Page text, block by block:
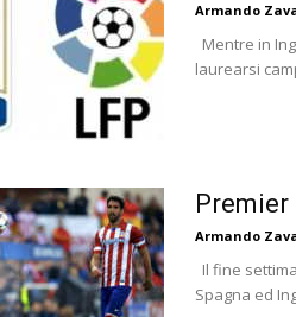
Armando
Mentre in
laurearsi
Premier
Armando
Il fine
Spagna ed